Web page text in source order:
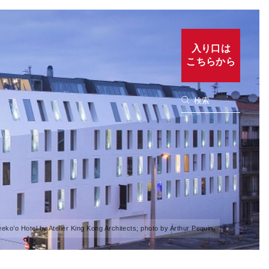
入り口は
こちらから
Hotel by Atelier King Kong Architects; photo by Arthur Pequin.